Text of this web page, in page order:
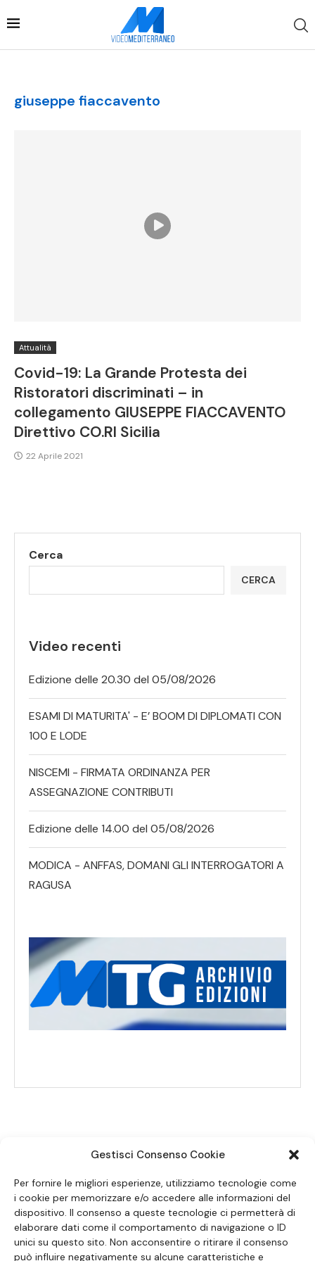
Gestisci Consenso Cookie
Per fornire le migliori esperienze, utilizziamo tecnologie come
i cookie per memorizzare e/o accedere alle informazioni del
dispositivo. Il consenso a queste tecnologie ci permetterà di
elaborare dati come il comportamento di navigazione o ID
unici su questo sito. Non acconsentire o ritirare il consenso
può influire negativamente su alcune caratteristiche e
giuseppe fiaccavento
Attualità
Covid-19: La Grande Protesta dei
Ristoratori discriminati – in
collegamento GIUSEPPE FIACCAVENTO
Direttivo CO.RI Sicilia
22 Aprile 2021
Cerca
CERCA
Video recenti
Edizione delle 20.30 del 05/08/2026
ESAMI DI MATURITA' - E’ BOOM DI DIPLOMATI CON
100 E LODE
NISCEMI - FIRMATA ORDINANZA PER
ASSEGNAZIONE CONTRIBUTI
Edizione delle 14.00 del 05/08/2026
MODICA - ANFFAS, DOMANI GLI INTERROGATORI A
RAGUSA
SEGUICI SUI SOCIAL